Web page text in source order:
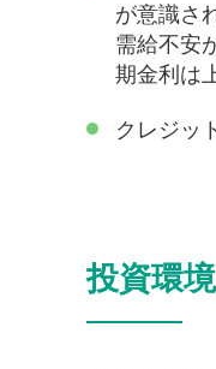
が意識さ
需給不安
期金利は
クレジッ
投資環